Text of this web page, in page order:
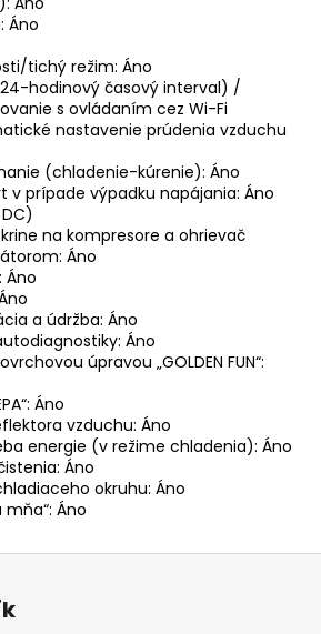
Áno
tichý režim: Áno
hodinový časový interval) /
s ovládaním cez Wi-Fi
nastavenie prúdenia vzduchu
(chladenie-kúrenie): Áno
prípade výpadku napájania: Áno
na kompresore a ohrievač
Áno
Áno
a údržba: Áno
Áno
úpravou „GOLDEN FUN“:
Áno
vzduchu: Áno
energie (v režime chladenia): Áno
Áno
okruhu: Áno
mňa“: Áno